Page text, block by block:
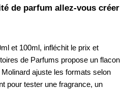
de parfum allez-vous créer
et 100ml, infléchit le prix et
de Parfums propose un flacon
ajuste les formats selon
pour tester une fragrance, un